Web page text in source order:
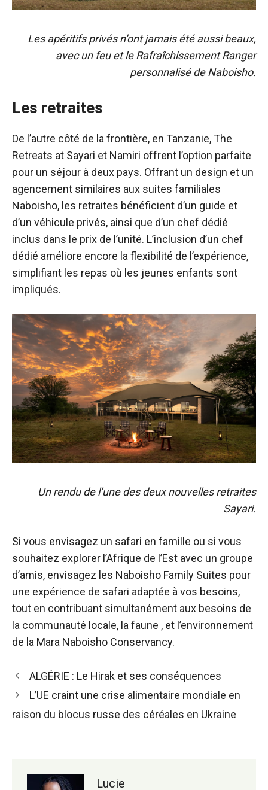
Les apéritifs privés n’ont jamais été aussi beaux,
avec un feu et le Rafraîchissement Ranger
personnalisé de Naboisho.
Les retraites
De l’autre côté de la frontière, en Tanzanie, The
Retreats at Sayari et Namiri offrent l’option parfaite
pour un séjour à deux pays. Offrant un design et un
agencement similaires aux suites familiales
Naboisho, les retraites bénéficient d’un guide et
d’un véhicule privés, ainsi que d’un chef dédié
inclus dans le prix de l’unité. L’inclusion d’un chef
dédié améliore encore la flexibilité de l’expérience,
simplifiant les repas où les jeunes enfants sont
impliqués.
Un rendu de l’une des deux nouvelles retraites
Sayari.
Si vous envisagez un safari en famille ou si vous
souhaitez explorer l’Afrique de l’Est avec un groupe
d’amis, envisagez les Naboisho Family Suites pour
une expérience de safari adaptée à vos besoins,
tout en contribuant simultanément aux besoins de
la communauté locale, la faune , et l’environnement
de la Mara Naboisho Conservancy.
Navigation
des
ALGÉRIE : Le Hirak et ses conséquences
L’UE craint une crise alimentaire mondiale en
raison du blocus russe des céréales en Ukraine
Lucie